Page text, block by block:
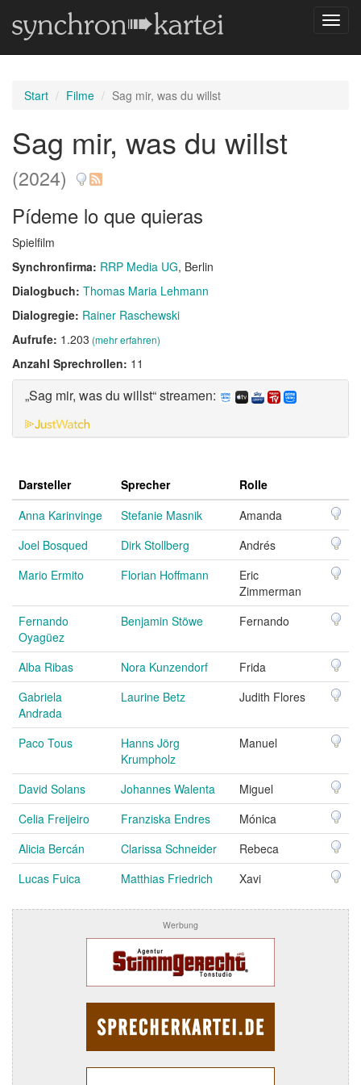
Start Filme Sag mir, was du willst
Sag mir, was du willst
(2024)
Pídeme lo que quieras
Spielfilm
Synchronfirma: RRP Media UG, Berlin
Dialogbuch: Thomas Maria Lehmann
Dialogregie: Rainer Raschewski
Aufrufe: 1.203 (mehr erfahren)
Anzahl Sprechrollen: 11
„Sag mir, was du willst“ streamen:
Darsteller Sprecher
Rolle
Anna Karinvinge
Stefanie Masnik
Amanda
Joel Bosqued
Dirk Stollberg
Andrés
Mario Ermito
Florian Hoffmann
Eric
Zimmerman
Fernando
Oyagüez
Benjamin Stöwe Fernando
Alba Ribas Nora Kunzendorf
Frida
Gabriela
Andrada
Laurine Betz Judith Flores
Paco Tous
Hanns Jörg
Krumpholz
Manuel
David Solans Johannes Walenta
Miguel
Celia Freijeiro
Franziska Endres
Mónica
Alicia Bercán
Clarissa Schneider
Rebeca
Lucas Fuica
Matthias Friedrich Xavi
Werbung